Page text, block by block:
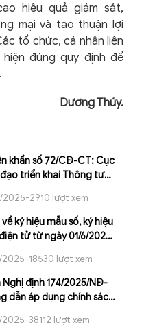
hiệu quả giám sát,
mại và tạo thuận lợi
tổ chức, cá nhân liên
đúng quy định để
Dương Thúy.
khẩn số 72/CĐ-CT: Cục
triển khai Thông tư
2910 lượt xem
ký hiệu mẫu số, ký hiệu
tử từ ngày 01/6/2025
18530 lượt xem
Nghị định 174/2025/NĐ-
dẫn áp dụng chính sách
QH15
38112 lượt xem